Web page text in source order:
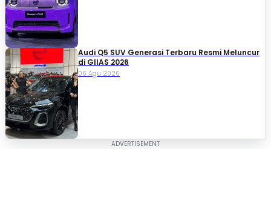
Audi Q5 SUV Generasi Terbaru Resmi Meluncur
di GIIAS 2026
06 Agu 2026